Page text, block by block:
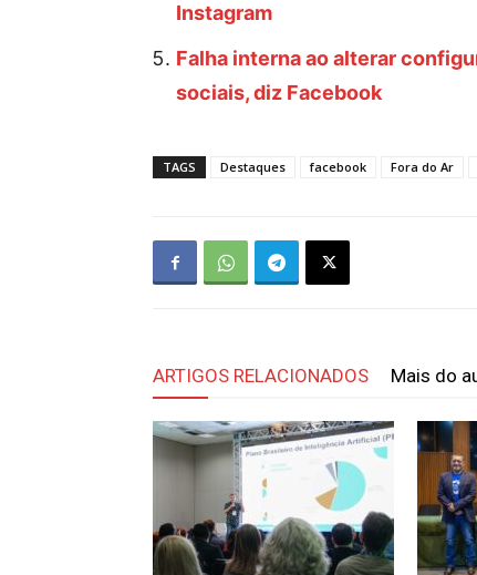
Instagram
Falha interna ao alterar
sociais, diz Facebook
TAGS Destaques facebook Fora do Ar
ARTIGOS RELACIONADOS Mais do